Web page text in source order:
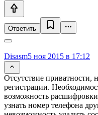
Ответить
Disasm5 ноя 2015 в 17:12
Отсутствие приватности,
регистрации.
возможность
узнать номер телефона